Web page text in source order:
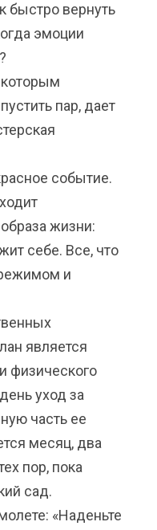
быстро вернуть
эмоции
пар, дает
событие.
жизни:
себе. Все, что
и
является
физического
уход за
часть ее
месяц, два
пор, пока
сад.
«Наденьте